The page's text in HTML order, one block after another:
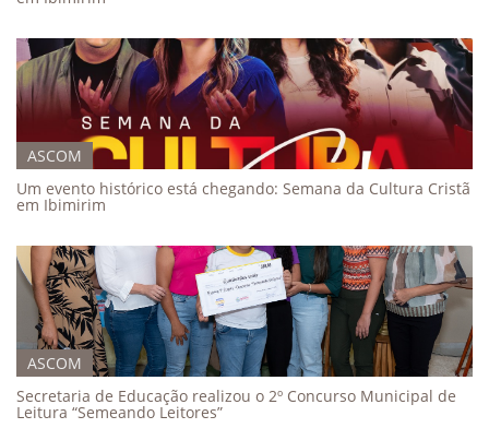
ASCOM
Um evento histórico está chegando: Semana da Cultura Cristã
em Ibimirim
ASCOM
Secretaria de Educação realizou o 2º Concurso Municipal de
Leitura “Semeando Leitores”